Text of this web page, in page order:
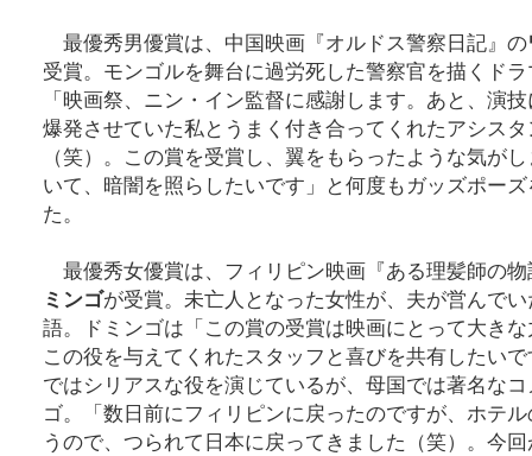
最優秀男優賞は、中国映画『オルドス警察日記』の
受賞。モンゴルを舞台に過労死した警察官を描くド
「映画祭、ニン・イン監督に感謝します。あと、演
爆発させていた私とうまく付き合ってくれたアシス
（笑）。この賞を受賞し、翼をもらったような気が
いて、暗闇を照らしたいです」と何度もガッズポー
た。
最優秀女優賞は、フィリピン映画『ある理髪師の物
ミンゴが受賞。未亡人となった女性が、夫が営んで
語。ドミンゴは「この賞の受賞は映画にとって大き
この役を与えてくれたスタッフと喜びを共有したい
ではシリアスな役を演じているが、母国では著名な
ゴ。「数日前にフィリピンに戻ったのですが、ホテ
うので、つられて日本に戻ってきました（笑）。今